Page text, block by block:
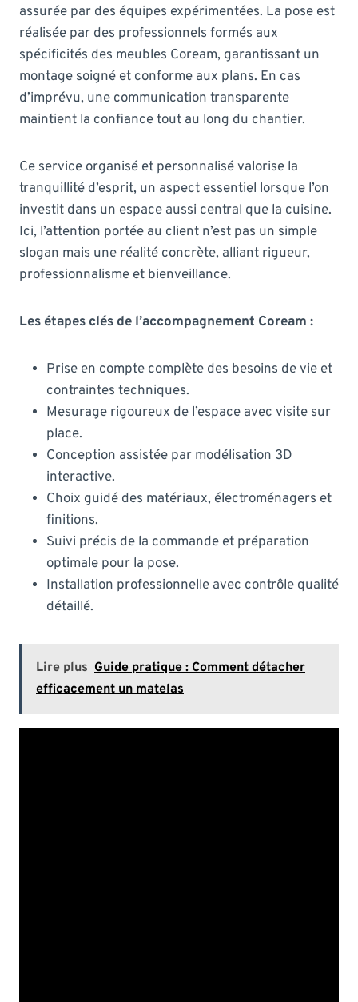
assurée par des équipes expérimentées. La pose est
réalisée par des professionnels formés aux
spécificités des meubles Coream, garantissant un
montage soigné et conforme aux plans. En cas
d’imprévu, une communication transparente
maintient la confiance tout au long du chantier.
Ce service organisé et personnalisé valorise la
tranquillité d’esprit, un aspect essentiel lorsque l’on
investit dans un espace aussi central que la cuisine.
Ici, l’attention portée au client n’est pas un simple
slogan mais une réalité concrète, alliant rigueur,
professionnalisme et bienveillance.
Les étapes clés de l’accompagnement Coream :
Prise en compte complète des besoins de vie et
contraintes techniques.
Mesurage rigoureux de l’espace avec visite sur
place.
Conception assistée par modélisation 3D
interactive.
Choix guidé des matériaux, électroménagers et
finitions.
Suivi précis de la commande et préparation
optimale pour la pose.
Installation professionnelle avec contrôle qualité
détaillé.
Lire plus Guide pratique : Comment détacher
efficacement un matelas